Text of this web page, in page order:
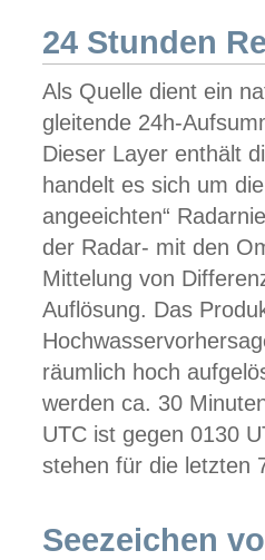
24 Stunden
Als Quelle dient ein
gleitende 24h-
Dieser Layer enthält
handelt es sich um
angeeichten“
der Radar- mit den
Mittelung von
Auflösung. Das
räumlich hoch
werden ca. 30
UTC ist gegen 0130
stehen für die letzten
Seezeichen